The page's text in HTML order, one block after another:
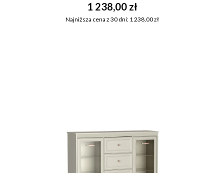
1 238,00 zł
Najniższa cena z 30 dni: 1 238,00 zł